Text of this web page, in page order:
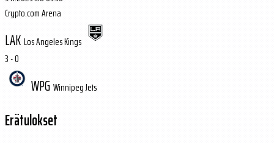
Crypto.com Arena
LAK Los Angeles Kings
3 - 0
WPG Winnipeg Jets
Erätulokset